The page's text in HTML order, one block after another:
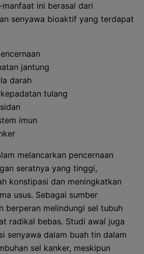
ini berasal dari
senyawa bioaktif yang terdapat
jantung
darah
tulang
imun
melancarkan pencernaan
seratnya yang tinggi,
konstipasi dan meningkatkan
usus. Sebagai sumber
berperan melindungi sel tubuh
radikal bebas. Studi awal juga
senyawa dalam buah tin dalam
sel kanker, meskipun